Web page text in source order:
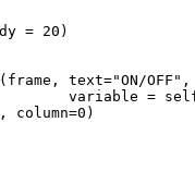
= 20)
text="ON/OFF",
variable =
column=0)